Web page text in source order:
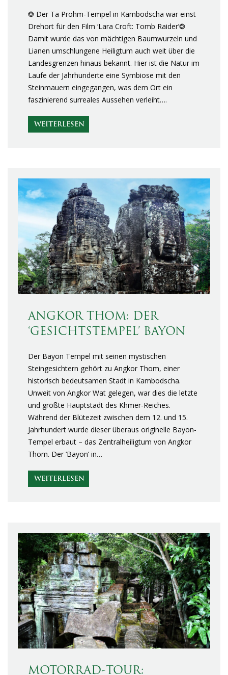
❂ Der Ta Prohm-Tempel in Kambodscha war einst
Drehort für den Film ‘Lara Croft: Tomb Raider’❂
Damit wurde das von mächtigen Baumwurzeln und
Lianen umschlungene Heiligtum auch weit über die
Landesgrenzen hinaus bekannt. Hier ist die Natur im
Laufe der Jahrhunderte eine Symbiose mit den
Steinmauern eingegangen, was dem Ort ein
faszinierend surreales Aussehen verleiht….
WEITERLESEN
ANGKOR THOM: DER
‘GESICHTSTEMPEL’ BAYON
Der Bayon Tempel mit seinen mystischen
Steingesichtern gehört zu Angkor Thom, einer
historisch bedeutsamen Stadt in Kambodscha.
Unweit von Angkor Wat gelegen, war dies die letzte
und größte Hauptstadt des Khmer-Reiches.
Während der Blütezeit zwischen dem 12. und 15.
Jahrhundert wurde dieser überaus originelle Bayon-
Tempel erbaut – das Zentralheiligtum von Angkor
Thom. Der ‘Bayon’ in…
WEITERLESEN
MOTORRAD-TOUR: